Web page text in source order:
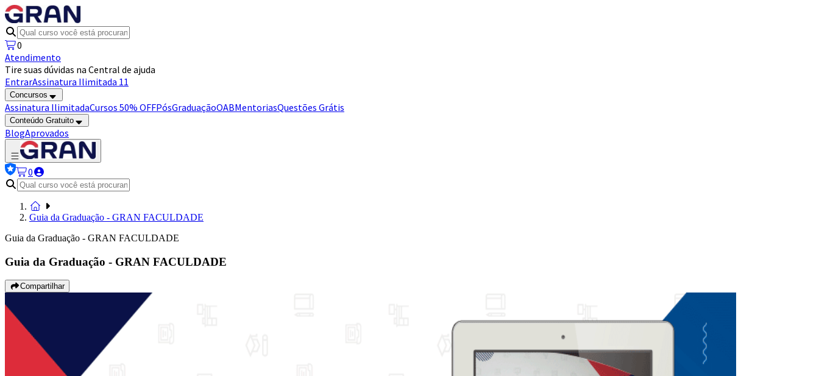
0
Atendimento
Tire suas dúvidas na Central de ajuda
EntrarAssinatura Ilimitada 11
Concursos
Assinatura IlimitadaCursos 50% OFFPósGraduaçãoOABMentoriasQuestões Grátis
Conteúdo Gratuito
BlogAprovados
0
Guia da Graduação - GRAN FACULDADE
Guia da Graduação - GRAN FACULDADE
Guia da Graduação - GRAN FACULDADE
Compartilhar